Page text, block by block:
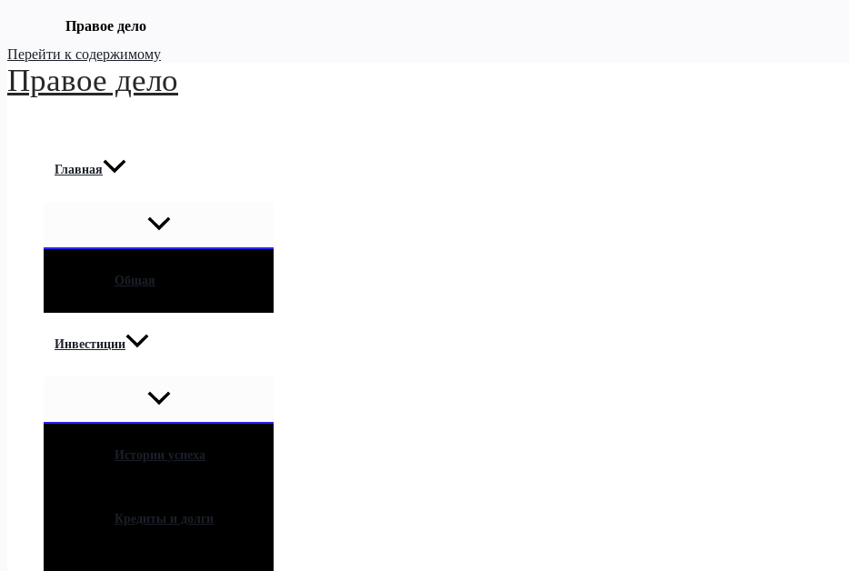
Правое дело
Перейти к содержимому
Правое дело
Главная
Общая
Инвестиции
Истории успеха
Кредиты и долги